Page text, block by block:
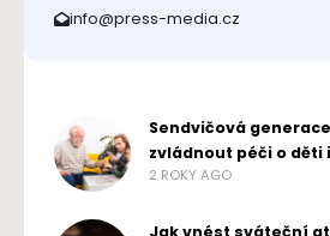
info@press-media.cz
Sendvičová
zvládnout péči o děti
2 ROKY AGO